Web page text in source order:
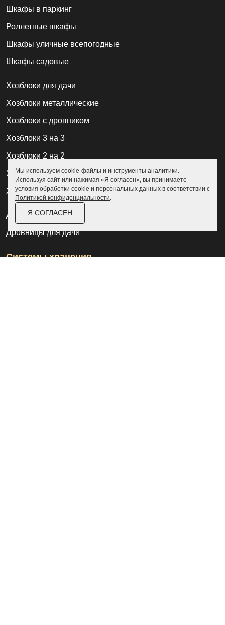
Шкафы в паркинг
Роллетные шкафы
Шкафы уличные всепогодные
Шкафы садовые
Хозблоки для дачи
Хозблоки металлические
Хозблоки с дровником
Хозблоки 3 на 3
Хозблоки 2 на 2
Хозблоки из профлиста
Хозблоки модульные
Дровницы уличные
Дровницы для дачи
Системы хранения
Мы используем cookie-файлы и инструменты аналитики.
Используя сайт или нажимая «Я согласен», вы принимаете
условия обработки cookie и персональных данных в соответствии с
Политикой конфиденциальности.
Я СОГЛАСЕН